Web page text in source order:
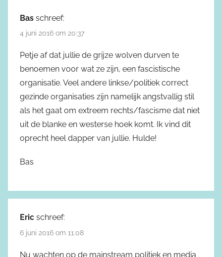
Bas schreef:
4 juni 2016 om 20:37
Petje af dat jullie de grijze wolven durven te
benoemen voor wat ze zijn, een fascistische
organisatie. Veel andere linkse/politiek correct
gezinde organisaties zijn namelijk angstvallig stil
als het gaat om extreem rechts/fascisme dat niet
uit de blanke en westerse hoek komt. Ik vind dit
oprecht heel dapper van jullie. Hulde!
Bas
Eric schreef:
6 juni 2016 om 11:08
Nu wachten op de mainstream politiek en media